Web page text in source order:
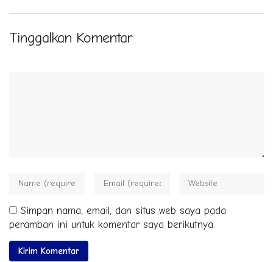
Tinggalkan Komentar
Simpan nama, email, dan situs web saya pada
peramban ini untuk komentar saya berikutnya.